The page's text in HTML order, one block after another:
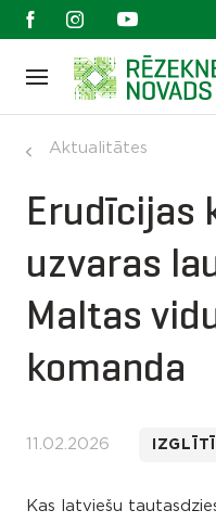
Aktualitātes
Erudīcijas
uzvaras
Maltas
komanda
11.02.2026
Kas latviešu